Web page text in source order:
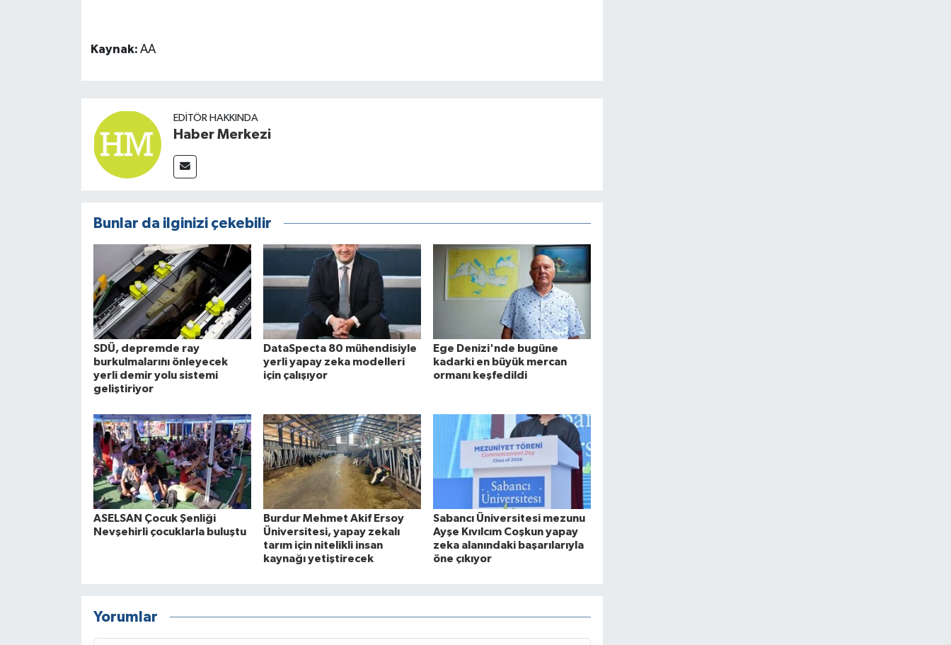
Kaynak: AA
EDITÖR HAKKINDA
Haber Merkezi
Bunlar da ilginizi çekebilir
SDÜ, depremde ray
burkulmalarını önleyecek
yerli demir yolu sistemi
geliştiriyor
DataSpecta 80 mühendisiyle
yerli yapay zeka modelleri
için çalışıyor
Ege Denizi'nde bugüne
kadarki en büyük mercan
ormanı keşfedildi
ASELSAN Çocuk Şenliği
Nevşehirli çocuklarla buluştu
Burdur Mehmet Akif Ersoy
Üniversitesi, yapay zekalı
tarım için nitelikli insan
kaynağı yetiştirecek
Sabancı Üniversitesi mezunu
Ayşe Kıvılcım Coşkun yapay
zeka alanındaki başarılarıyla
öne çıkıyor
Yorumlar